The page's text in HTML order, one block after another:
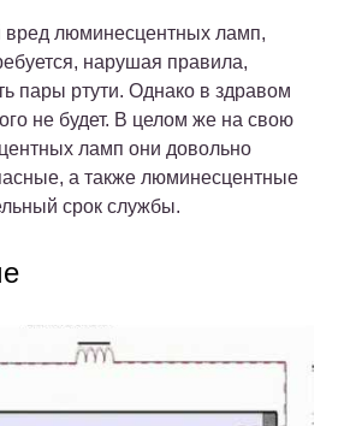
вред люминесцентных ламп,
нарушая правила,
пары ртути. Однако в здравом
не будет. В целом же на свою
ламп они довольно
а также люминесцентные
срок службы.